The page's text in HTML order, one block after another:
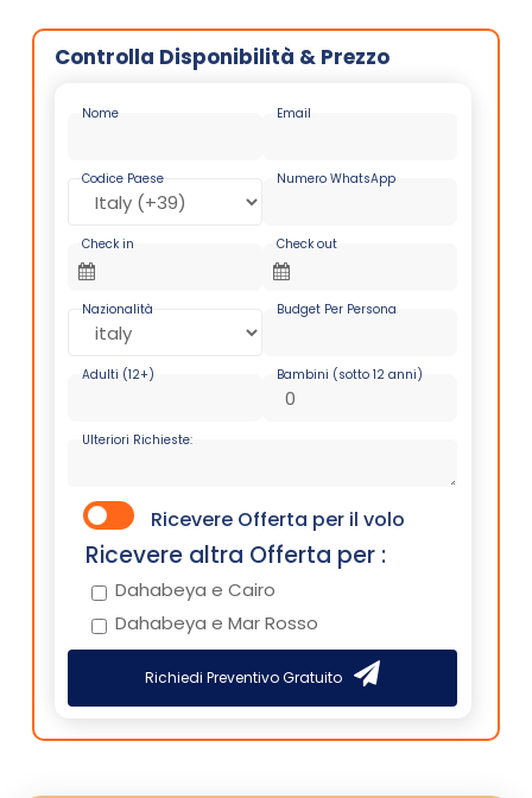
Controlla Disponibilità & Prezzo
Nome Email
Codice Paese Numero WhatsApp
Check in Check out
Nazionalità Budget Per Persona
Adulti (12+) Bambini (sotto 12 anni)
Ulteriori Richieste:
Ricevere Offerta per il volo
Ricevere altra Offerta per :
Dahabeya e Cairo
Dahabeya e Mar Rosso
Richiedi Preventivo Gratuito